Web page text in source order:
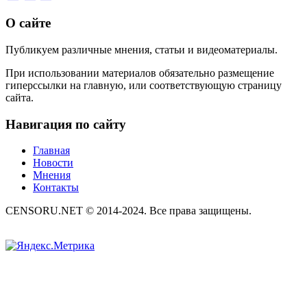
О сайте
Публикуем различные мнения, статьи и видеоматериалы.
При использовании материалов обязательно размещение
гиперссылки на главную, или соответствующую страницу
сайта.
Навигация по сайту
Главная
Новости
Мнения
Контакты
CENSORU.NET © 2014-2024. Все права защищены.